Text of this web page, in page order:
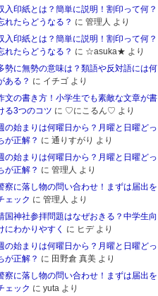
入印紙とは？簡単に説明！割印って何？
れたらどうなる？ に 管理人 より
入印紙とは？簡単に説明！割印って何？
れたらどうなる？ に ☆asuka★ より
勢に無勢の意味は？類語や反対語には何
ある？ に イチゴ より
文の書き方！小学生でも素敵な文章が書
る3つのコツ に ♡にこるん♡ より
の始まりは何曜日から？月曜と日曜どっ
が正解？ に 通りすがり より
の始まりは何曜日から？月曜と日曜どっ
が正解？ に 管理人 より
察に落し物の問い合わせ！まずは届出を
ェック に 管理人 より
国神社参拝問題はなぜおきる？中学生向
にわかりやすく に ヒデ より
の始まりは何曜日から？月曜と日曜どっ
が正解？ に 田野倉 真美 より
察に落し物の問い合わせ！まずは届出を
ェック に yuta より